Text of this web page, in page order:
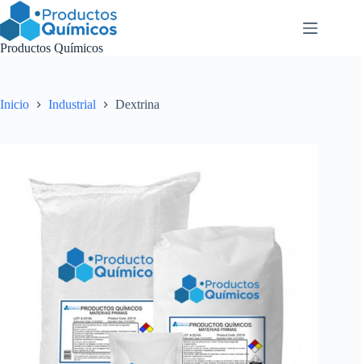
Saltar
al
contenido
Productos Químicos
Inicio Industrial Dextrina